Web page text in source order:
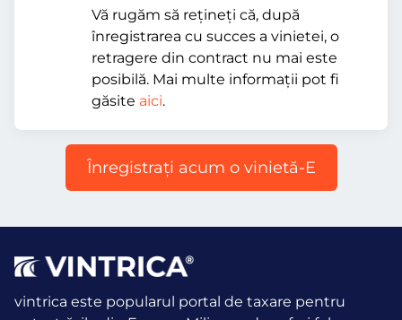
Vă rugăm să rețineți că, după
înregistrarea cu succes a vinietei, o
retragere din contract nu mai este
posibilă. Mai multe informații pot fi
găsite aici.
Înregistraţi acum o vinietă-E
vintrica este popularul portal de taxare pentru